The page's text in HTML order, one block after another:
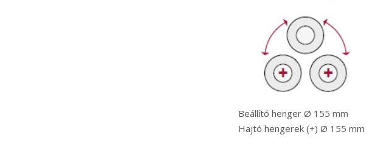
Beállító henger Ø 155 mm
Hajtó hengerek (+) Ø 155 mm